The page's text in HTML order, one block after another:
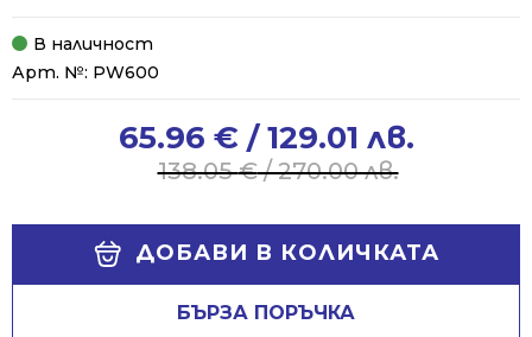
В наличност
Арт. №: PW600
138.05€/ 270.00 лв.
138.05 €
65.96 € / 129.01 лв.
65.96 €
ДОБАВИ В КОЛИЧКАТА
БЪРЗА ПОРЪЧКА